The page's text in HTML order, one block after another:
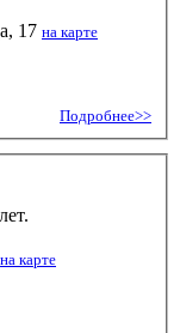
17 на карте
Подробнее>>
на карте